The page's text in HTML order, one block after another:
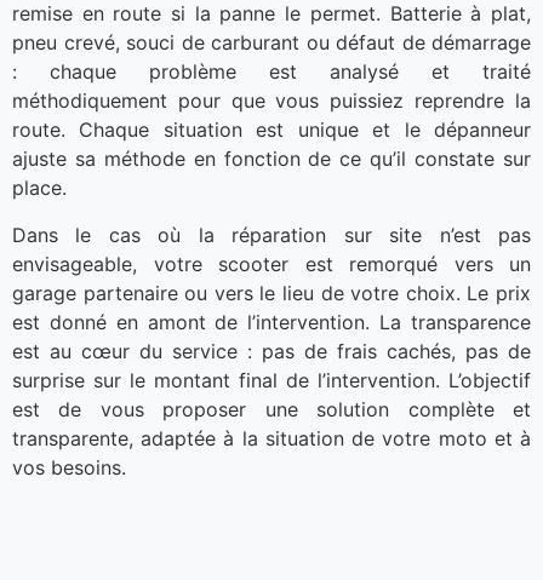
remise en route si la panne le permet. Batterie à plat,
pneu crevé, souci de carburant ou défaut de démarrage
: chaque problème est analysé et traité
méthodiquement pour que vous puissiez reprendre la
route. Chaque situation est unique et le dépanneur
ajuste sa méthode en fonction de ce qu’il constate sur
place.
Dans le cas où la réparation sur site n’est pas
envisageable, votre scooter est remorqué vers un
garage partenaire ou vers le lieu de votre choix. Le prix
est donné en amont de l’intervention. La transparence
est au cœur du service : pas de frais cachés, pas de
surprise sur le montant final de l’intervention. L’objectif
est de vous proposer une solution complète et
transparente, adaptée à la situation de votre moto et à
vos besoins.